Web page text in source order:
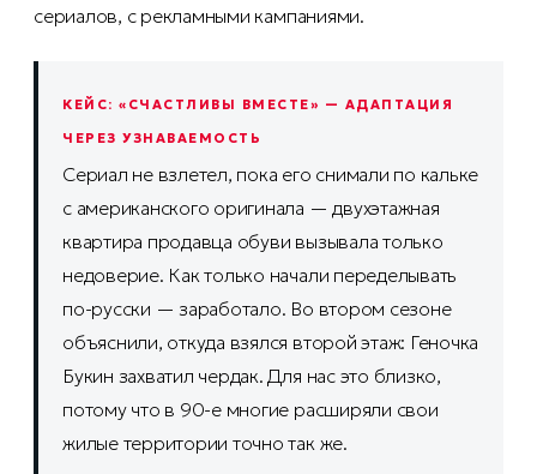
сериалов, с рекламными кампаниями.
КЕЙС: «СЧАСТЛИВЫ ВМЕСТЕ» — АДАПТАЦИЯ
ЧЕРЕЗ УЗНАВАЕМОСТЬ
Сериал не взлетел, пока его снимали по кальке
с американского оригинала — двухэтажная
квартира продавца обуви вызывала только
недоверие. Как только начали переделывать
по-русски — заработало. Во втором сезоне
объяснили, откуда взялся второй этаж: Геночка
Букин захватил чердак. Для нас это близко,
потому что в 90-е многие расширяли свои
жилые территории точно так же.